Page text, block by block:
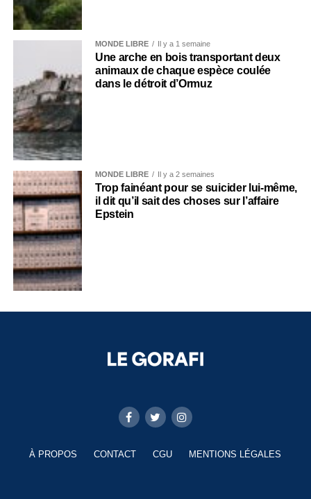
MONDE LIBRE Il y a 1 semaine
Une arche en bois transportant deux
animaux de chaque espèce coulée
dans le détroit d’Ormuz
MONDE LIBRE Il y a 2 semaines
Trop fainéant pour se suicider lui-même,
il dit qu’il sait des choses sur l’affaire
Epstein
À PROPOS CONTACT CGU MENTIONS LÉGALES